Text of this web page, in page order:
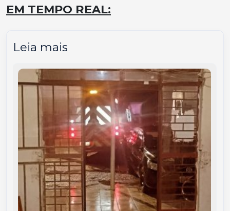
EM TEMPO REAL:
Leia mais